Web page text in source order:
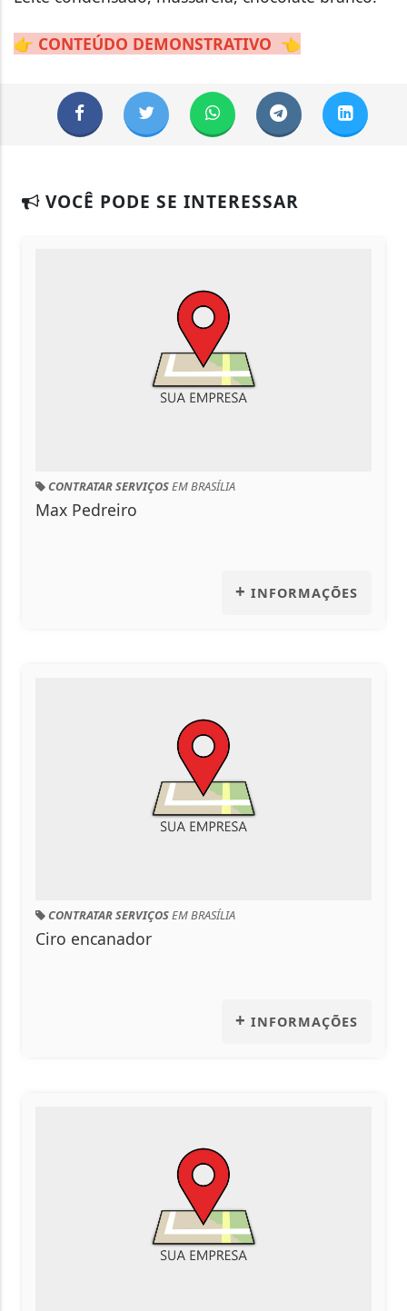
👉 CONTEÚDO DEMONSTRATIVO 👈
VOCÊ PODE SE INTERESSAR
SERVIÇOSEM BRASÍLIA
INFORMAÇÕES
SERVIÇOSEM BRASÍLIA
INFORMAÇÕES